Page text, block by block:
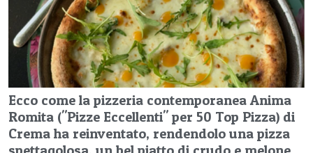
Ecco come la pizzeria contemporanea Anima
Romita ("Pizze Eccellenti" per 50 Top Pizza) di
Crema ha reinventato, rendendolo una pizza